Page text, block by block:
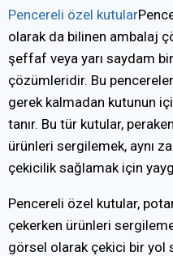
Pencereli özel kutular
olarak da bilinen ambalaj
şeffaf veya yarı saydam
çözümleridir. Bu
gerek kalmadan kutunun
tanır. Bu tür kutular,
ürünleri sergilemek, aynı
çekicilik sağlamak için
Pencereli özel kutular,
çekerken ürünleri
görsel olarak çekici bir yol